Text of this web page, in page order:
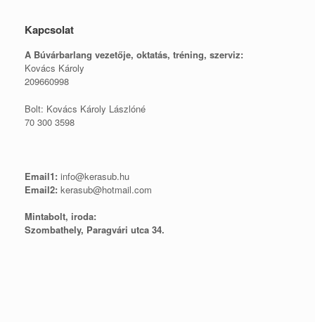
Kapcsolat
A Búvárbarlang vezetője, oktatás, tréning, szerviz:
Kovács Károly
209660998
Bolt: Kovács Károly Lászlóné
70 300 3598
Email1: info@kerasub.hu
Email2: kerasub@hotmail.com
Mintabolt, iroda:
Szombathely, Paragvári utca 34.